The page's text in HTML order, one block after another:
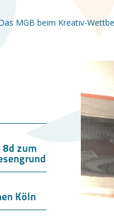
MGB beim Kreativ-
8d zum
Köln